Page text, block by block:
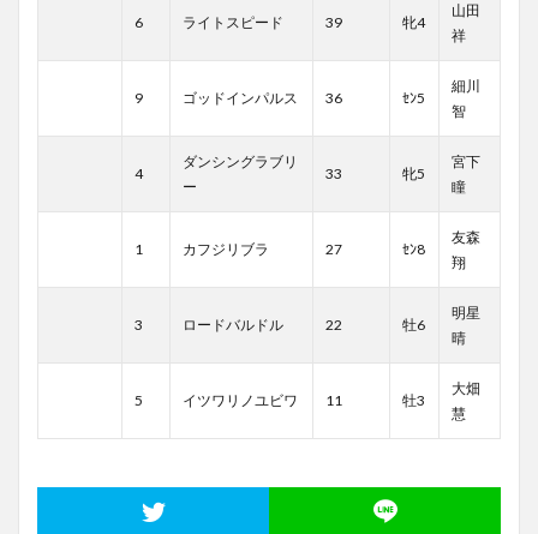
6 ライトスピード 39 牝4
山田
祥
9 ゴッドインパルス 36 ｾﾝ5
細川
智
4
ダンシングラブリ
ー
33 牝5
宮下
瞳
1 カフジリブラ 27 ｾﾝ8
友森
翔
3 ロードバルドル 22 牡6
明星
晴
5 イツワリノユビワ 11 牡3
大畑
慧